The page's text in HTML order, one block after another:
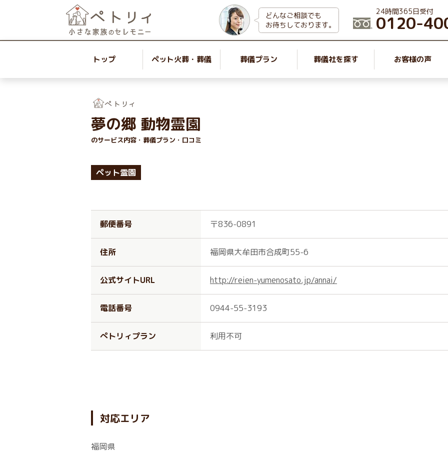
どんなご相談でも
お待ちしております。
24時間365日受付
0120-
トップ ペット火葬・葬儀 葬儀プラン 葬儀社を探す お客様の声
夢の郷 動物霊園
のサービス内容・葬儀プラン・口コミ
ペット霊園
郵便番号 〒836-0891
住所 福岡県大牟田市合成町55-6
公式サイトURL http://reien-yumenosato.jp/annai/
電話番号 0944-55-3193
ぺトリィプラン 利用不可
対応エリア
福岡県